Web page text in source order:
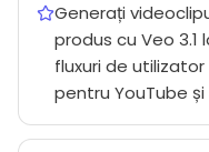
Generați
produs cu Veo 3.1
fluxuri de
pentru YouTube